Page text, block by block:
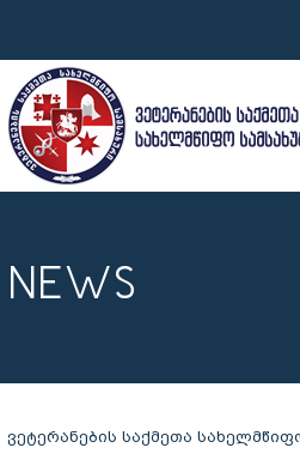
NEWS
ვეტერანების საქმეთა